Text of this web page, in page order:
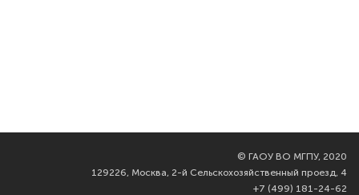
© ГАОУ ВО МГПУ, 2020
129226, Москва, 2-й Сельскохозяйственный проезд, 4
+7 (499) 181-24-62